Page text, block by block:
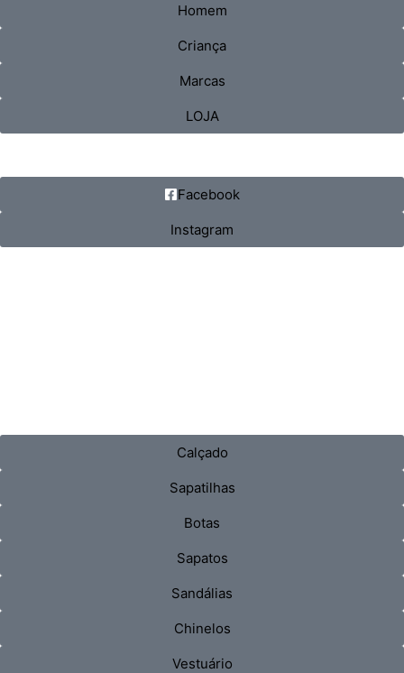
Homem
Criança
Marcas
LOJA
Facebook
Instagram
Calçado
Sapatilhas
Botas
Sapatos
Sandálias
Chinelos
Vestuário